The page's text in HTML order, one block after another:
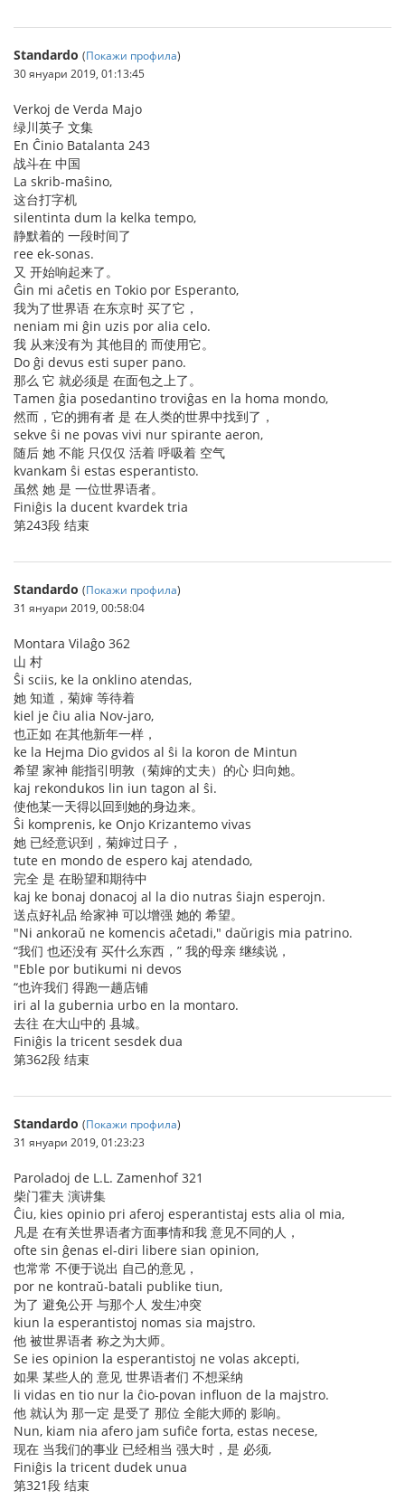
Standardo (Покажи профила)
30 януари 2019, 01:13:45
Verkoj de Verda Majo
绿川英子 文集
En Ĉinio Batalanta 243
战斗在 中国
La skrib-maŝino,
这台打字机
silentinta dum la kelka tempo,
静默着的 一段时间了
ree ek-sonas.
又 开始响起来了。
Ĝin mi aĉetis en Tokio por Esperanto,
我为了世界语 在东京时 买了它，
neniam mi ĝin uzis por alia celo.
我 从来没有为 其他目的 而使用它。
Do ĝi devus esti super pano.
那么 它 就必须是 在面包之上了。
Tamen ĝia posedantino troviĝas en la homa mondo,
然而，它的拥有者 是 在人类的世界中找到了，
sekve ŝi ne povas vivi nur spirante aeron,
随后 她 不能 只仅仅 活着 呼吸着 空气
kvankam ŝi estas esperantisto.
虽然 她 是 一位世界语者。
Finiĝis la ducent kvardek tria
第243段 结束
Standardo (Покажи профила)
31 януари 2019, 00:58:04
Montara Vilaĝo 362
山 村
Ŝi sciis, ke la onklino atendas,
她 知道，菊婶 等待着
kiel je ĉiu alia Nov-jaro,
也正如 在其他新年一样，
ke la Hejma Dio gvidos al ŝi la koron de Mintun
希望 家神 能指引明敦（菊婶的丈夫）的心 归向她。
kaj rekondukos lin iun tagon al ŝi.
使他某一天得以回到她的身边来。
Ŝi komprenis, ke Onjo Krizantemo vivas
她 已经意识到，菊婶过日子，
tute en mondo de espero kaj atendado,
完全 是 在盼望和期待中
kaj ke bonaj donacoj al la dio nutras ŝiajn esperojn.
送点好礼品 给家神 可以增强 她的 希望。
"Ni ankoraŭ ne komencis aĉetadi," daŭrigis mia patrino.
“我们 也还没有 买什么东西，” 我的母亲 继续说，
"Eble por butikumi ni devos
“也许我们 得跑一趟店铺
iri al la gubernia urbo en la montaro.
去往 在大山中的 县城。
Finiĝis la tricent sesdek dua
第362段 结束
Standardo (Покажи профила)
31 януари 2019, 01:23:23
Paroladoj de L.L. Zamenhof 321
柴门霍夫 演讲集
Ĉiu, kies opinio pri aferoj esperantistaj ests alia ol mia,
凡是 在有关世界语者方面事情和我 意见不同的人，
ofte sin ĝenas el-diri libere sian opinion,
也常常 不便于说出 自己的意见，
por ne kontraŭ-batali publike tiun,
为了 避免公开 与那个人 发生冲突
kiun la esperantistoj nomas sia majstro.
他 被世界语者 称之为大师。
Se ies opinion la esperantistoj ne volas akcepti,
如果 某些人的 意见 世界语者们 不想采纳
li vidas en tio nur la ĉio-povan influon de la majstro.
他 就认为 那一定 是受了 那位 全能大师的 影响。
Nun, kiam nia afero jam sufiĉe forta, estas necese,
现在 当我们的事业 已经相当 强大时，是 必须,
Finiĝis la tricent dudek unua
第321段 结束